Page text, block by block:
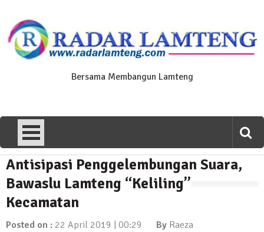
content
Bersama Membangun Lamteng
News Flash
Polres Lamteng Gelar Upacara
Peringatan Hari Pahlawan, Teladani
Semangat Pengorbanan untuk Bangsa
10 November 2025 | 14:07
Antisipasi Penggelembungan Suara,
Bawaslu Lamteng “Keliling”
Kecamatan
Posted on : 22 April 2019 | 00:29 By Raeza